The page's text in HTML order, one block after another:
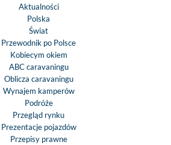
Aktualności
Polska
Świat
Przewodnik po Polsce
Kobiecym okiem
ABC caravaningu
Oblicza caravaningu
Wynajem kamperów
Podróże
Przegląd rynku
Prezentacje pojazdów
Przepisy prawne